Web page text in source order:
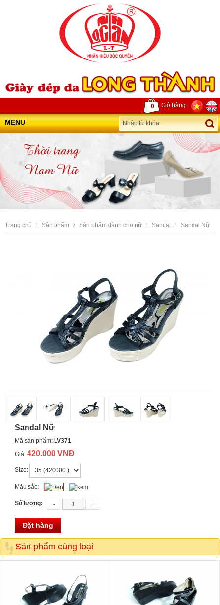
0 Giỏ hàng
MENU
Trang chủ Sản phẩm Sản phẩm dành cho nữ Sandal Sandal Nữ
Sandal Nữ
Mã sản phẩm: LV371
Giá: 420.000 VNĐ
Size:
Màu sắc:
Số lượng:
Đặt hàng
Sản phẩm cùng loại